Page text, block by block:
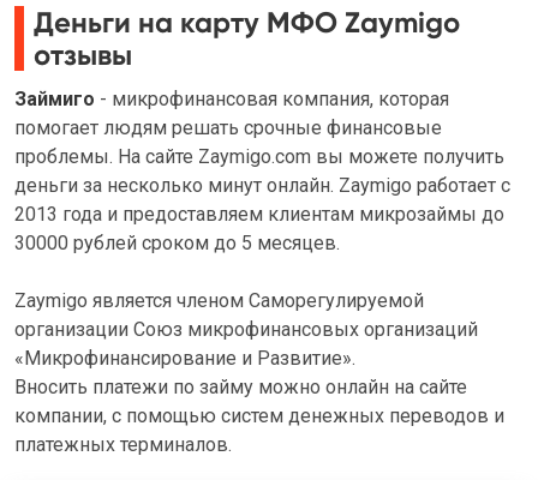
Деньги на карту МФО Zaymigo
отзывы
Займиго - микрофинансовая компания, которая
помогает людям решать срочные финансовые
проблемы. На сайте Zaymigo.com вы можете получить
деньги за несколько минут онлайн. Zaymigo работает с
2013 года и предоставляем клиентам микрозаймы до
30000 рублей сроком до 5 месяцев.
Zaymigo является членом Саморегулируемой
организации Союз микрофинансовых организаций
«Микрофинансирование и Развитие».
Вносить платежи по займу можно онлайн на сайте
компании, с помощью систем денежных переводов и
платежных терминалов.